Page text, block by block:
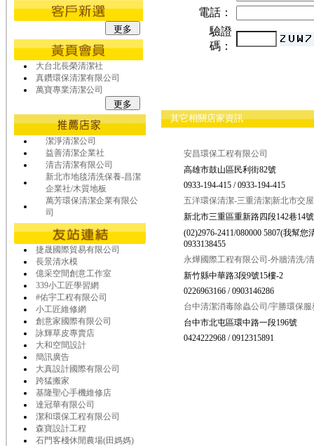
大台北長榮清潔社
真鑽環保清潔有限公司
萬寶專業清潔公司
潔淨清潔公司
益善清潔企業社
清吉清潔有限公司
新北市地毯清洗保養-昌潔
企業社/木質地板
萬芳環保清潔企業有限公
司
捷晟國際貿易有限公司
長景清水模
億采空間創意工作室
339小工匠學習網
#佑宇工程有限公司
小工匠維修網
創意家國際有限公司
詠輝草皮專賣店
大和空間設計
簡訊廣告
大真設計國際有限公司
跨猛搬家
基隆聖心手機維修店
達冠華有限公司
潔和環保工程有限公司
森寶設計工程
石門客棧休閒農場(田媽媽)
電話：
驗證
碼：
其它相關店家資訊
安昌環保工程有限公司
高雄市鼓山區民利街82號
0933-194-415 / 0933-194-415
五洋環保清潔-三重清潔|新北市交
新北市三重區重新路四段142巷14號
(02)2976-2411/080000 5807(我幫您
0933138455
永燁國際工程有限公司-外牆清洗/
新竹縣中華路3段9號15樓-2
0226963166 / 0903146286
台中清潔消毒除蟲公司/宇勝環保服
台中市北屯區環中路一段196號
0424222968 / 0912315891